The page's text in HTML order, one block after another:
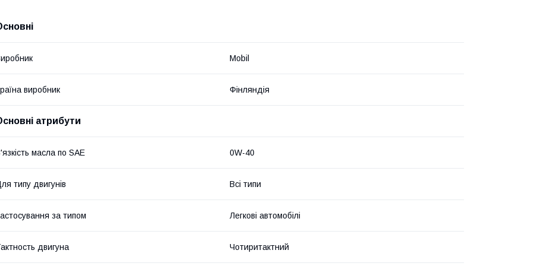
Mobil
виробник Фінляндія
атрибути
масла по SAE 0W-40
типу двигунів Всі типи
за типом Легкові автомобілі
двигуна Чотиритактний